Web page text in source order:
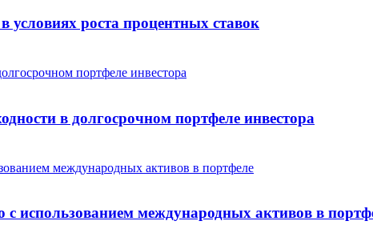
условиях роста процентных ставок
в долгосрочном портфеле инвестора
использованием международных активов в